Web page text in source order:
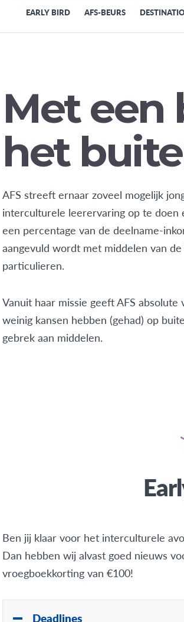
EARLY BIRD AFS-BEURS
Met een
het
AFS streeft ernaar zoveel mogelijk
interculturele leerervaring op te
een percentage van de deelname-
aangevuld wordt met middelen van
particulieren.
Vanuit haar missie geeft AFS
weinig kansen hebben (gehad) op
gebrek aan middelen.
Ben jij klaar voor het interculturele
Dan hebben wij alvast goed nieuws
vroegboekkorting van €100!
Deadlines